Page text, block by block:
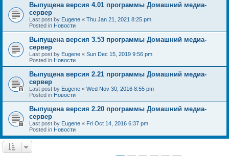
Выпущена версия 4.01 программы Домашний медиа-
сервер
Last post by Eugene « Thu Jan 21, 2021 8:25 pm
Posted in Новости
Выпущена версия 3.53 программы Домашний медиа-
сервер
Last post by Eugene « Sun Dec 15, 2019 9:56 pm
Posted in Новости
Выпущена версия 2.21 программы Домашний медиа-
сервер
Last post by Eugene « Wed Nov 30, 2016 8:55 pm
Posted in Новости
Выпущена версия 2.20 программы Домашний медиа-
сервер
Last post by Eugene « Fri Oct 14, 2016 6:37 pm
Posted in Новости